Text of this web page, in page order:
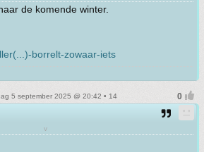
de komende winter.
borrelt-zowaar-iets
5 september 2025 @ 20:42 • 14
v